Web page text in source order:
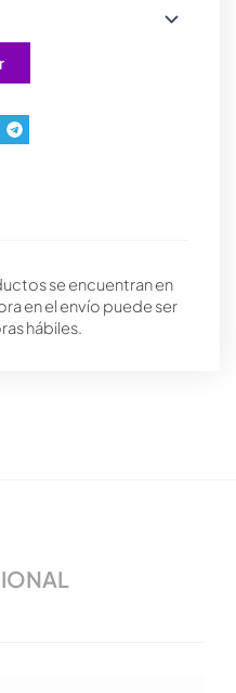
se encuentran en
en el envío puede ser
hábiles.